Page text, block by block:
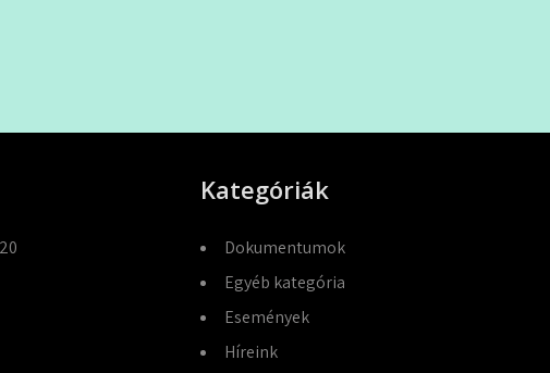
Kategóriák
Dokumentumok
Egyéb kategória
Események
Híreink